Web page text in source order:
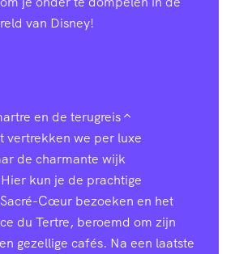
van Disney!
en de terugreis
vertrekken we per luxe
de charmante wijk
kun je de prachtige
Cœur bezoeken en het
du Tertre, beroemd om zijn
gezellige cafés. Na een laatste